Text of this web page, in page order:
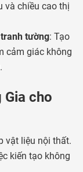
và chiều cao thị
tường: Tạo
cảm giác không
Gia cho
vật liệu nội thất.
kiến tạo không